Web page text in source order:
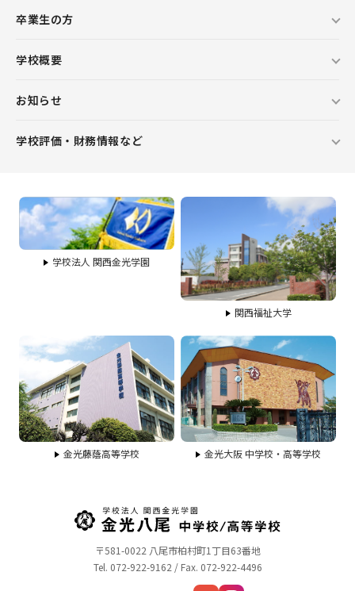
卒業生の方
学校概要
お知らせ
学校評価・財務情報など
学校法人 関西金光学園
関西福祉大学
金光藤蔭高等学校 金光大阪 中学校・高等学校
〒581-0022 八尾市柏村町1丁目63番地
Tel. 072-922-9162 / Fax. 072-922-4496